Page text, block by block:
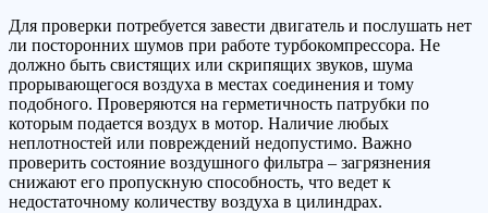
Для проверки потребуется завести двигатель и послушать нет
ли посторонних шумов при работе турбокомпрессора. Не
должно быть свистящих или скрипящих звуков, шума
прорывающегося воздуха в местах соединения и тому
подобного. Проверяются на герметичность патрубки по
которым подается воздух в мотор. Наличие любых
неплотностей или повреждений недопустимо. Важно
проверить состояние воздушного фильтра – загрязнения
снижают его пропускную способность, что ведет к
недостаточному количеству воздуха в цилиндрах.